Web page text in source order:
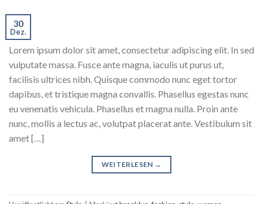
30
Dez.
Lorem ipsum dolor sit amet, consectetur adipiscing elit. In sed
vulputate massa. Fusce ante magna, iaculis ut purus ut,
facilisis ultrices nibh. Quisque commodo nunc eget tortor
dapibus, et tristique magna convallis. Phasellus egestas nunc
eu venenatis vehicula. Phasellus et magna nulla. Proin ante
nunc, mollis a lectus ac, volutpat placerat ante. Vestibulum sit
amet […]
WEITERLESEN →